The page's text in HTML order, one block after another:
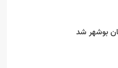
بوشهر شد